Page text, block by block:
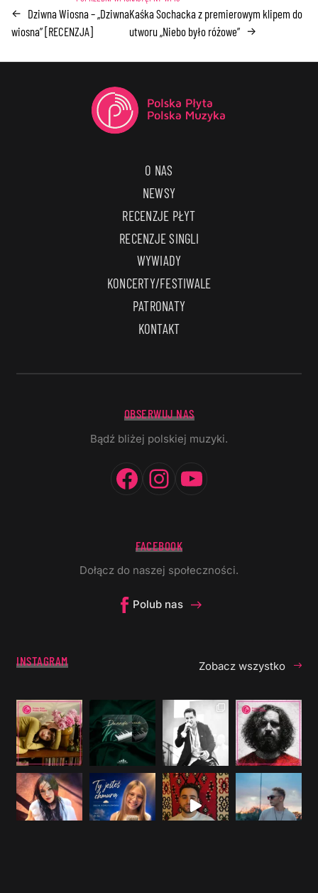
← Dziwna Wiosna – „Dziwna
wiosna” [RECENZJA]
Kaśka Sochacka z premierowym klipem do
utworu „Niebo było różowe” →
O NAS
NEWSY
RECENZJE PŁYT
RECENZJE SINGLI
WYWIADY
KONCERTY/FESTIWALE
PATRONATY
KONTAKT
OBSERWUJ NAS
Bądź bliżej polskiej muzyki.
Facebook
Instagram
FACEBOOK
Dołącz do naszej społeczności.
Polub nas
INSTAGRAM Zobacz wszystko